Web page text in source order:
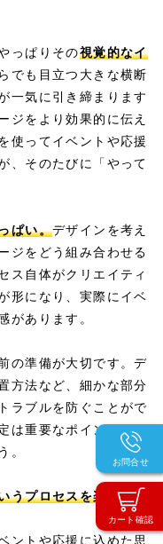
カート確認
お問合せ
っぱりその視覚的なイ
でも目立つ大きな横断
一気に引き締まります
ジをより効果的に伝え
使ってイベントや応援
、そのたびに「やって
ぱい。デザインを考え
ジをどう組み合わせる
ス自体がクリエイティ
形になり、実際にイベ
があります。
の準備が大切です。デ
方法など、細かな部分
ラブルを防ぐことがで
は重要なポイントなの
。
うプロセスを楽しんで
ントや応援に込めた思